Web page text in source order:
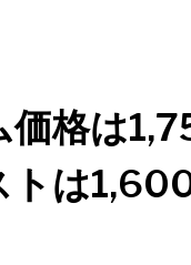
価格は
トは